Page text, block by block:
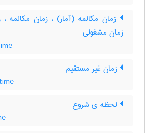
زمان مکالمه (آمار) ، زمان مکالمه
زمان مشغولی
زمان غیر مستقیم
لحظه ی شروع